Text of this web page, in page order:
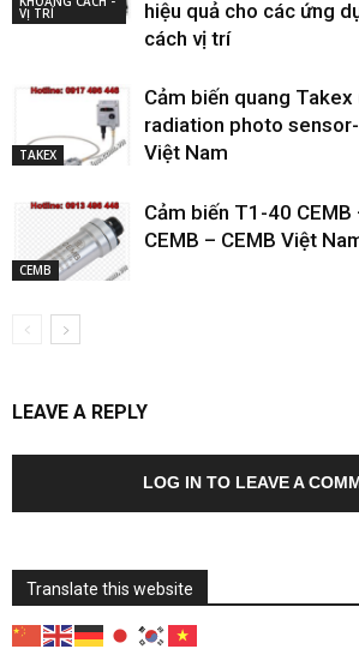
VỊ TRÍ
hiệu quả cho các ứng
cách vị trí
TAKEX
Cảm biến quang
radiation photo
Việt Nam
CEMB
Cảm biến T1-40
CEMB – CEMB Việt
LEAVE A REPLY
LOG IN TO LEAVE A
Translate this website